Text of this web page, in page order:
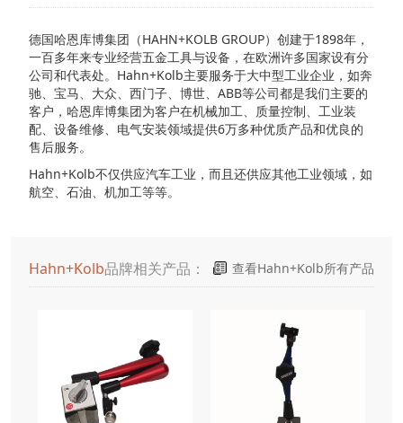
德国哈恩库博集团（HAHN+KOLB GROUP）创建于1898年，
一百多年来专业经营五金工具与设备，在欧洲许多国家设有分
公司和代表处。Hahn+Kolb主要服务于大中型工业企业，如奔
驰、宝马、大众、西门子、博世、ABB等公司都是我们主要的
客户，哈恩库博集团为客户在机械加工、质量控制、工业装
配、设备维修、电气安装领域提供6万多种优质产品和优良的
售后服务。
Hahn+Kolb不仅供应汽车工业，而且还供应其他工业领域，如
航空、石油、机加工等等。
Hahn+Kolb品牌相关产品： 查看Hahn+Kolb所有产品